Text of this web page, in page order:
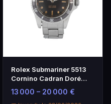
Rolex Submariner 5513
Cornino Cadran Doré
Acier Inoxydable
13 000 – 20 000 €